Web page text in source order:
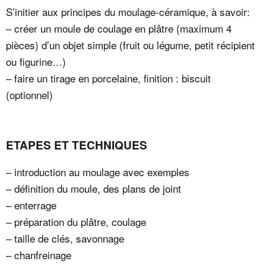
S’initier aux principes du moulage-céramique, à savoir:
– créer un moule de coulage en plâtre (maximum 4
pièces) d’un objet simple (fruit ou légume, petit récipient
ou figurine…)
– faire un tirage en porcelaine, finition : biscuit
(optionnel)
ETAPES ET TECHNIQUES
– introduction au moulage avec exemples
– définition du moule, des plans de joint
– enterrage
– préparation du plâtre, coulage
– taille de clés, savonnage
– chanfreinage